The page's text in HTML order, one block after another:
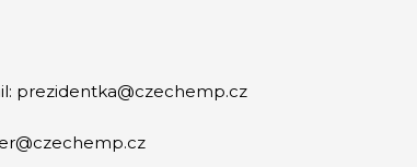
prezidentka@czechemp.cz